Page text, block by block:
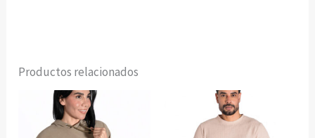
Productos relacionados